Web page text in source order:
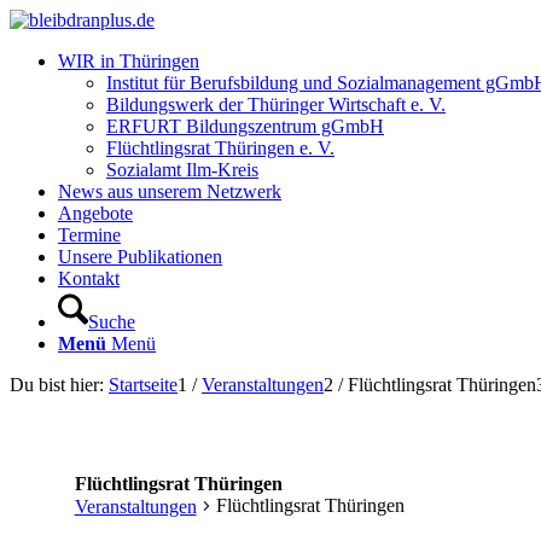
WIR in Thüringen
Institut für Berufsbildung und Sozialmanagement
Bildungswerk der Thüringer Wirtschaft e. V.
ERFURT Bildungszentrum gGmbH
Flüchtlingsrat Thüringen e. V.
Sozialamt Ilm-Kreis
News aus unserem Netzwerk
Angebote
Termine
Unsere Publikationen
Kontakt
Suche
Menü Menü
Du bist hier: Startseite1 / Veranstaltungen2 / Flüchtlingsrat Thüringen
Flüchtlingsrat Thüringen
Veranstaltungen
Flüchtlingsrat Thüringen